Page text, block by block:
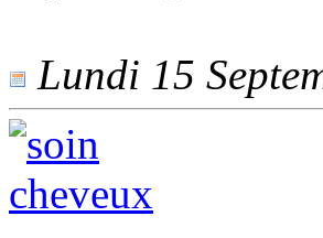
Lundi 15